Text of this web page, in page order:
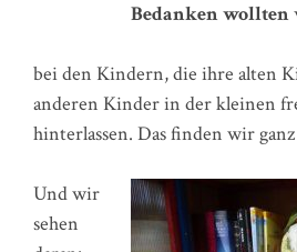
Bedanken wollten
bei den Kindern, die ihre alten
anderen Kinder in der kleinen
hinterlassen. Das finden wir
Und wir
sehen